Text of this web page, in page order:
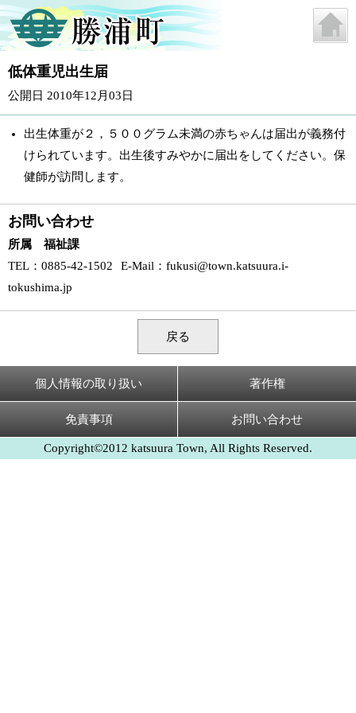
低体重児出生届
公開日 2010年12月03日
出生体重が２，５００グラム未満の赤ちゃんは届出が義務付
けられています。出生後すみやかに届出をしてください。保
健師が訪問します。
お問い合わせ
所属 福祉課
TEL ：0885-42-1502 E-Mail ： fukusi@town.katsuura.i-
tokushima.jp
戻る
個人情報の取り扱い 著作権
免責事項 お問い合わせ
Copyright©2012 katsuura Town, All Rights Reserved.